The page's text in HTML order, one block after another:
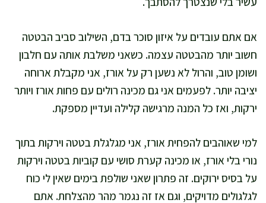
אם אתם עובדים על איזון סוכר בדם, השילוב סביב הבטטה
חשוב יותר מהבטטה עצמה. כשאני משלבת אותה עם חלבון
ושומן טוב, והרול לא נשען רק על אורז, אני מקבלת ארוחה
יציבה יותר. לפעמים אני גם מכינה רולים עם פחות אורז ויותר
ירקות, ואז כל המנה מרגישה קלילה ועדיין מספקת.
למי שאוהבים להפחית אורז, אני מגלגלת בטטה וירקות בתוך
נורי בלי אורז, או מכינה קערת סושי עם קוביות בטטה וירקות
על בסיס ירוקים. זה פתרון שאני שולפת בימים שאין לי כוח
לגלגולים מדויקים, וגם אז זה נגמר מהר מהצלחת. אתם